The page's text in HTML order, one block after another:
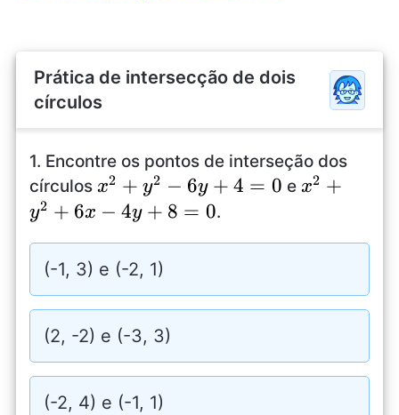
Prática de intersecção de dois
círculos
1. Encontre os pontos de interseção dos
círculos x^2+y^2-
6y+4=0
x2 + y2 − 6y + 4 = 0 e x2 +
y2 + 6x − 4y + 8 = 0.
(-1, 3) e (-2, 1)
(2, -2) e (-3, 3)
(-2, 4) e (-1, 1)